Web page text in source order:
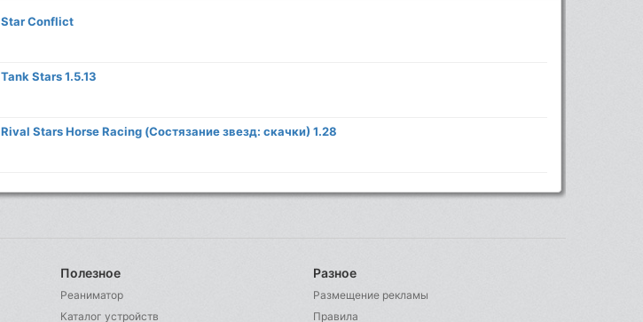
Star Conflict
Tank Stars 1.5.13
Rival Stars Horse Racing (Состязание звезд: скачки) 1.28
Полезное
Реаниматор
Каталог устройств
Разное
Размещение рекламы
Правила